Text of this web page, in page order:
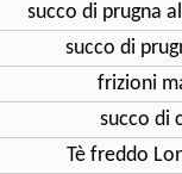
succo di prugna
succo di
frizioni
succo di
Tè freddo